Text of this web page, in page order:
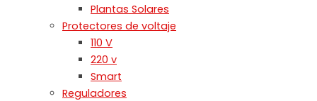
Plantas Solares
Protectores de voltaje
110 V
220 v
Smart
Reguladores